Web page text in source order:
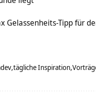
Gelassenheits-Tipp für
tägliche Inspiration